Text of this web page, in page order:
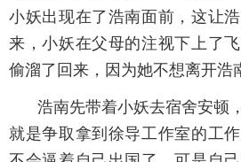
小妖出现在了浩南面前，这让
来，小妖在父母的注视下上了
偷溜了回来，因为她不想离开浩
浩南先带着小妖去宿舍安顿
就是争取拿到徐导工作室的工